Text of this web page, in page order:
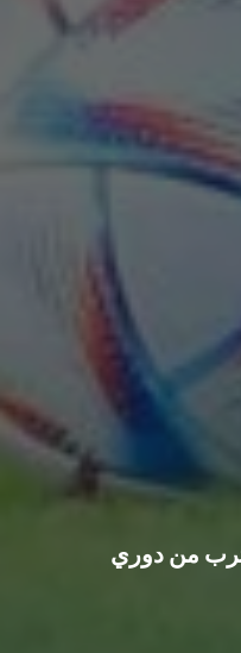
من دوري